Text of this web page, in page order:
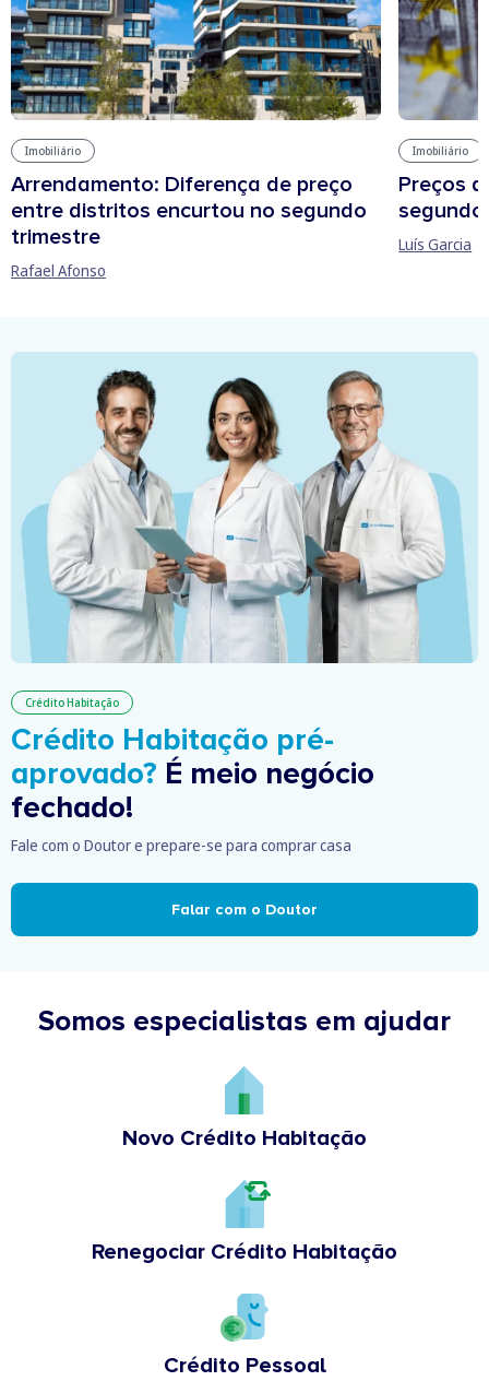
Imobiliário
Arrendamento: Diferença de preço
entre distritos encurtou no segundo
trimestre
Rafael Afonso
Imobiliário
Preços
Luís Garcia
Crédito Habitação
Crédito Habitação pré-
aprovado? É meio negócio
fechado!
Fale com o Doutor e prepare-se para comprar casa
Falar com o Doutor
Somos especialistas em ajudar
Novo Crédito Habitação
Renegociar Crédito Habitação
Crédito Pessoal